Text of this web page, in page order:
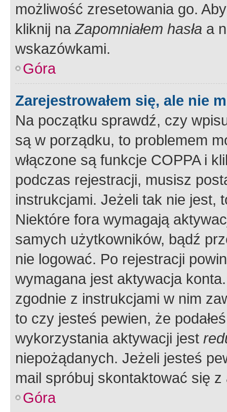
możliwość zresetowania go.
kliknij naZapomniałem hasła a
wskazówkami.
Góra
Zarejestrowałem się, ale nie
Na początku sprawdź, czy
są w porządku, to problemem
włączone są funkcje COPPA i
podczas rejestracji, musisz
instrukcjami. Jeżeli tak nie jest,
Niektóre fora wymagają
samych użytkowników, bądź
nie logować. Po rejestracji
wymagana jest aktywacja
zgodnie z instrukcjami w nim
to czy jesteś pewien, że
wykorzystania aktywacji jest
niepożądanych. Jeżeli jesteś
mail spróbuj skontaktować się
Góra